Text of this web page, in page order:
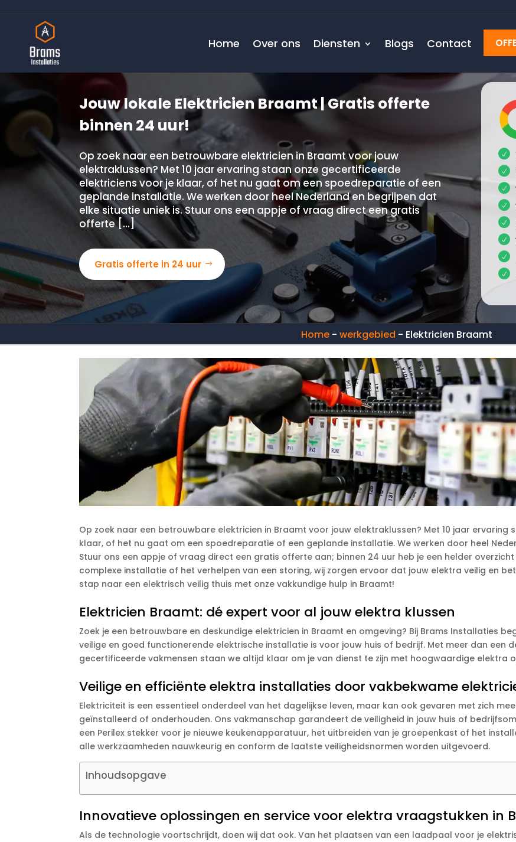
Home Over ons Diensten Blogs Contact
Jouw lokale Elektricien Braamt | Gratis offerte
binnen 24 uur!
Op zoek naar een betrouwbare elektricien in Braamt voor jouw
elektraklussen? Met 10 jaar ervaring staan onze gecertificeerde
elektriciens voor je klaar, of het nu gaat om een spoedreparatie of een
geplande installatie. We werken door heel Nederland en begrijpen dat
elke situatie uniek is. Stuur ons een appje of vraag direct een gratis
offerte […]
Gratis offerte in 24 uur
Home - werkgebied - Elektricien Braamt
Op zoek naar een betrouwbare elektricien in Braamt voor jouw elektraklussen? Met 10 jaar
klaar, of het nu gaat om een spoedreparatie of een geplande installatie. We werken door heel
Stuur ons een appje of vraag direct een gratis offerte aan; binnen 24 uur heb je een helder
complexe installatie of het verhelpen van een storing, wij zorgen ervoor dat jouw elektra veilig en
stap naar een elektrisch veilig thuis met onze vakkundige hulp in Braamt!
Elektricien Braamt: dé expert voor al jouw elektra klussen
Zoek je een betrouwbare en deskundige elektricien in Braamt en omgeving? Bij Brams Installaties
veilige en goed functionerende elektrische installatie is voor jouw huis of bedrijf. Met meer dan een
gecertificeerde vakmensen staan we altijd klaar om je van dienst te zijn met hoogwaardige elektra
Veilige en efficiënte elektra installaties door vakbekwame
Elektriciteit is een essentieel onderdeel van het dagelijkse leven, maar kan ook gevaren met zich
geïnstalleerd of onderhouden. Ons vakmanschap garandeert de veiligheid in jouw huis of
een Perilex stekker voor je nieuwe keukenapparatuur, het uitbreiden van je groepenkast of het
alle werkzaamheden nauwkeurig en conform de laatste veiligheidsnormen worden uitgevoerd.
Inhoudsopgave
Innovatieve oplossingen en service voor elektra vraagstukken in
Als de technologie voortschrijdt, doen wij dat ook. Van het plaatsen van een laadpaal voor je